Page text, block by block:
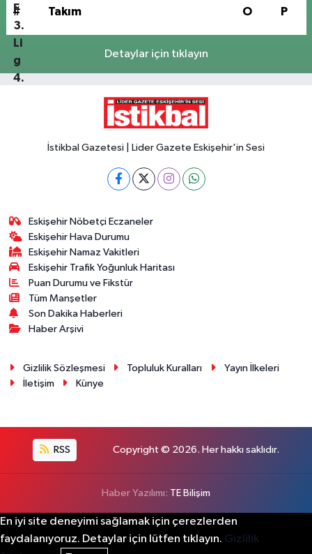
# Takım O P
Detaylar için tıklayın
İstikbal Gazetesi | Lider Gazete Eskişehir'in Sesi
Eskişehir Nöbetçi Eczaneler
Eskişehir Hava Durumu
Eskişehir Namaz Vakitleri
Eskişehir Trafik Yoğunluk Haritası
Puan Durumu ve Fikstür
Tüm Manşetler
Son Dakika Haberleri
Haber Arşivi
Gizlilik Sözleşmesi Topluluk Kuralları
Yayın İlkeleri
İletişim
Künye
RSS Copyright © 2026. Her hakkı saklıdır.
Haber Yazılımı: TE Bilişim
En iyi site deneyimi sağlamak için çerezlerden
faydalanıyoruz. Detaylar için lütfen tıklayın. Gizlilik